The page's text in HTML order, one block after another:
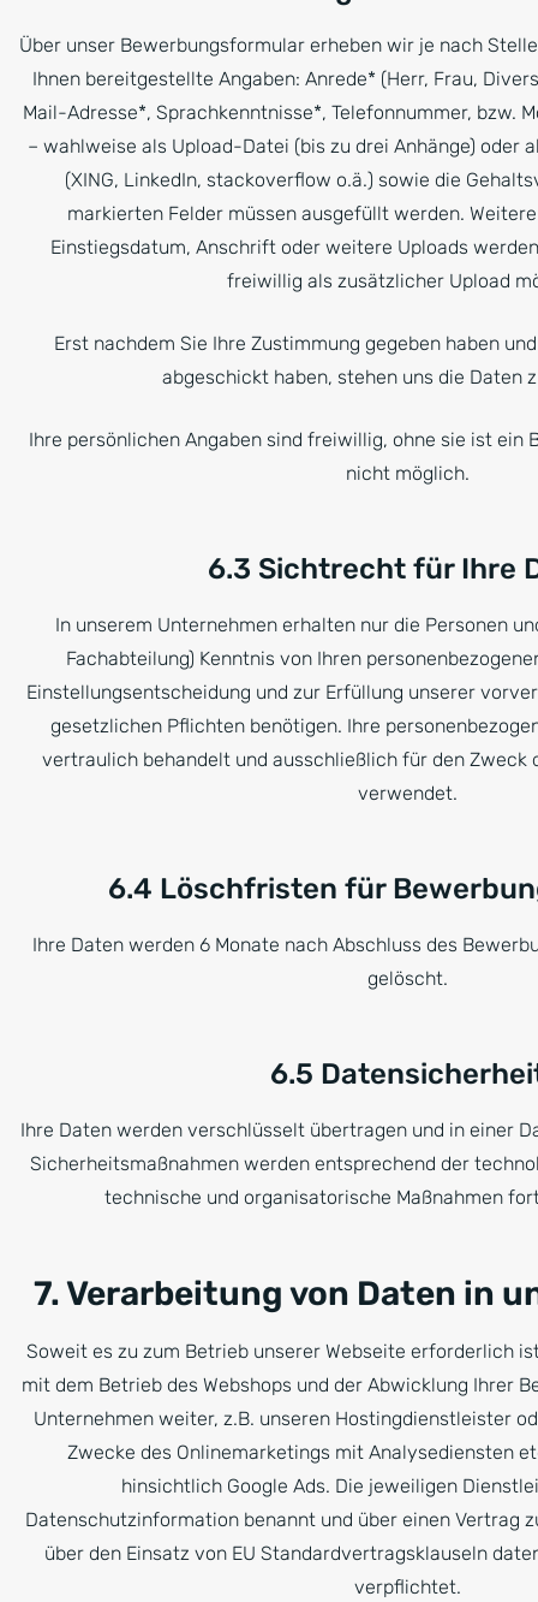
Über unser Bewerbungsformular erheben wir je nach
Ihnen bereitgestellte Angaben: Anrede* (Herr, Frau,
Mail-Adresse*, Sprachkenntnisse*, Telefonnummer, bzw.
– wahlweise als Upload-Datei (bis zu drei Anhänge) oder
(XING, LinkedIn, stackoverflow o.ä.) sowie die
markierten Felder müssen ausgefüllt werden.
Einstiegsdatum, Anschrift oder weitere Uploads
freiwillig als zusätzlicher Upload
Erst nachdem Sie Ihre Zustimmung gegeben haben
abgeschickt haben, stehen uns die Daten
Ihre persönlichen Angaben sind freiwillig, ohne sie ist ein
nicht möglich.
6.3 Sichtrecht für Ihre
In unserem Unternehmen erhalten nur die Personen
Fachabteilung) Kenntnis von Ihren
Einstellungsentscheidung und zur Erfüllung unserer
gesetzlichen Pflichten benötigen. Ihre
vertraulich behandelt und ausschließlich für den Zweck
verwendet.
6.4 Löschfristen für
Ihre Daten werden 6 Monate nach Abschluss des
gelöscht.
6.5
Ihre Daten werden verschlüsselt übertragen und in einer
Sicherheitsmaßnahmen werden entsprechend der
technische und organisatorische Maßnahmen
7. Verarbeitung von Daten in
Soweit es zu zum Betrieb unserer Webseite erforderlich
mit dem Betrieb des Webshops und der Abwicklung Ihrer
Unternehmen weiter, z.B. unseren Hostingdienstleister
Zwecke des Onlinemarketings mit Analysediensten
hinsichtlich Google Ads. Die jeweiligen
Datenschutzinformation benannt und über einen Vertrag
über den Einsatz von EU Standardvertragsklauseln
verpflichtet.